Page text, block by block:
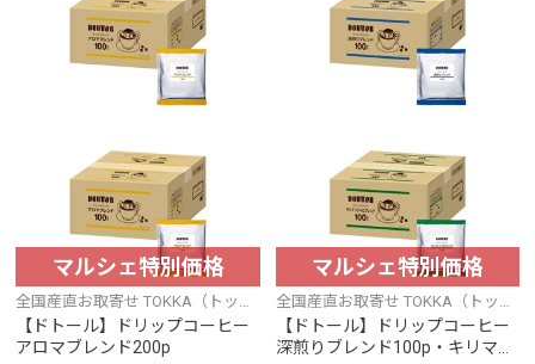
マルシェ特別価格
全国産直お取寄せ TOKKA（トッ
カ）
【ドトール】ドリップコーヒー
アロマブレンド200p
マルシェ特別価格
全国産直お取寄せ TOKKA（トッ
カ）
【ドトール】ドリップコーヒー
深煎りブレンド100p・キリマン